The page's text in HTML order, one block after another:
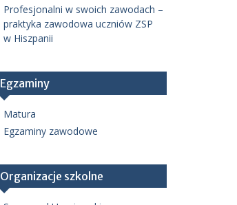
Profesjonalni w swoich zawodach –
praktyka zawodowa uczniów ZSP
w Hiszpanii
Egzaminy
Matura
Egzaminy zawodowe
Organizacje szkolne